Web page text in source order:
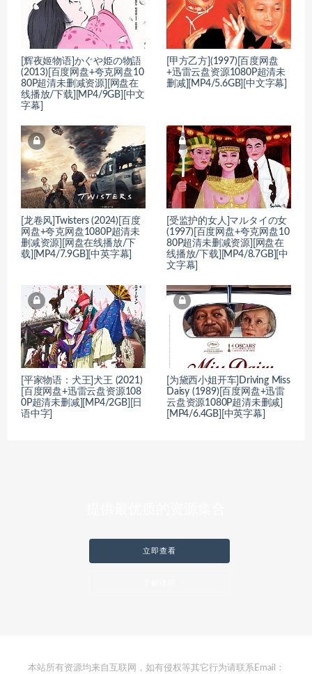
[辉夜姬物语]かぐや姫の物語
(2013)[百度网盘+夸克网盘10
80P超清未删减资源][网盘在
线播放/下载][MP4/9GB][中文
字幕]
[甲方乙方](1997)[百度网盘
+迅雷云盘资源1080P超清未
删减][MP4/5.6GB][中文字幕]
[龙卷风]Twisters (2024)[百度
网盘+夸克网盘1080P超清未
删减资源][网盘在线播放/下
载][MP4/7.9GB][中英字幕]
[受监护的女人]マルタイの女
(1997)[百度网盘+夸克网盘10
80P超清未删减资源][网盘在
线播放/下载][MP4/8.7GB][中
文字幕]
[平家物语：犬王]犬王 (2021)
[百度网盘+迅雷云盘资源108
0P超清未删减][MP4/2GB][日
语中字]
[为黛西小姐开车]Driving Miss
Daisy (1989)[百度网盘+迅雷
云盘资源1080P超清未删减]
[MP4/6.4GB][中英字幕]
立即查看
本站所有资源均来自互联网，如有侵权等其它行为请联系Email：